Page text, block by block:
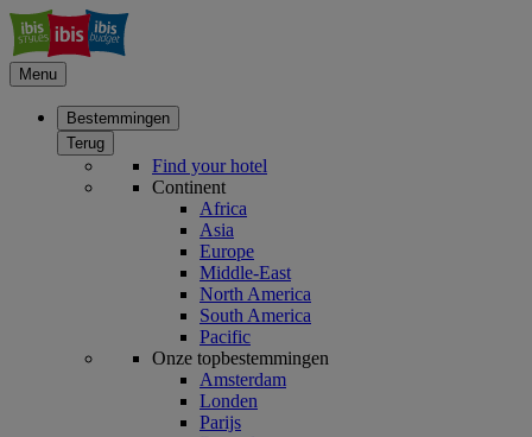
Menu
Bestemmingen
Terug
Find your hotel
Continent
Africa
Asia
Europe
Middle-East
North America
South America
Pacific
Onze topbestemmingen
Amsterdam
Londen
Parijs